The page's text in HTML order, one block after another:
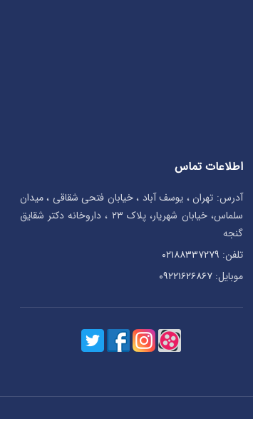
اطلاعات تماس
آدرس: تهران ، یوسف آباد ، خیابان فتحی شقاقی ، میدان
سلماس، خیابان شهریار، پلاک ۲۳ ، داروخانه دکتر شقایق
گنجه
تلفن: ۰۲۱۸۸۳۳۷۲۷۹
موبایل: ۰۹۲۲۱۶۲۶۸۶۷